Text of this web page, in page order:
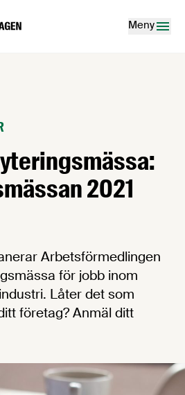
startsidan
Meny
2021
Arbetsförmedlingen
för jobb inom
Låter det som
företag? Anmäl ditt